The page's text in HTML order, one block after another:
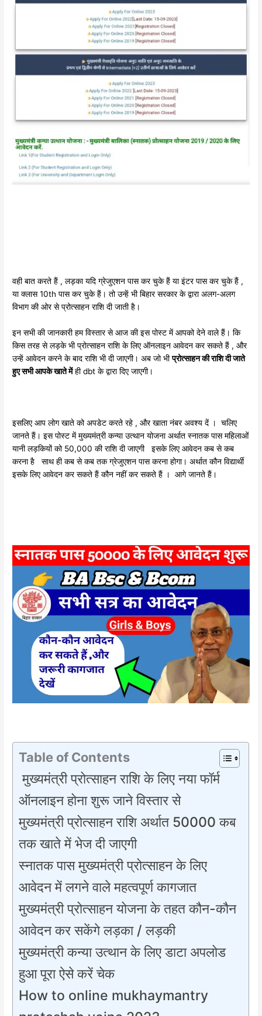
वही बात करते हैं , लड़का यदि ग्रेजुएशन पास कर चुके हैं या इंटर पास कर चुके हैं ,
या क्लास 10th पास कर चुके हैं। तो उन्हें भी बिहार सरकार के द्वारा अलग-अलग
विभाग की ओर से प्रोत्साहन राशि दी जाती है।
इन सभी की जानकारी हम विस्तार से आज की इस पोस्ट में आपको देने वाले हैं। कि
किस तरह से लड़के भी प्रोत्साहन राशि के लिए ऑनलाइन आवेदन कर सकते हैं , और
उन्हें आवेदन करने के बाद राशि भी दी जाएगी। अब जो भीप्रोत्साहन की राशि दी जाते
हुए सभी आपके खाते मेंही dbt के द्वारा दिए जाएगी।
इसलिए आप लोग खाते को अपडेट करते रहे , और खाता नंबर अवश्य दें । चलिए
जानते हैं। इस पोस्ट में मुख्यमंत्री कन्या उत्थान योजना अर्थात स्नातक पास महिलाओं
यानी लड़कियों को 50,000 की राशि दी जाएगी इसके लिए आवेदन कब से कब
करना है साथ ही कब से कब तक ग्रेजुएशन पास करना होगा। अर्थात कौन विद्यार्थी
इसके लिए आवेदन कर सकते हैं कौन नहीं कर सकते हैं । आगे जानते हैं।
Table of Contents
मुख्यमंत्री प्रोत्साहन राशि के लिए नया फॉर्म
ऑनलाइन होना शुरू जाने विस्तार से
मुख्यमंत्री प्रोत्साहन राशि अर्थात 50000 कब
तक खाते में भेज दी जाएगी
स्नातक पास मुख्यमंत्री प्रोत्साहन के लिए
आवेदन में लगने वाले महत्वपूर्ण कागजात
मुख्यमंत्री प्रोत्साहन योजना के तहत कौन-कौन
आवेदन कर सकेंगे लड़का / लड़की
मुख्यमंत्री कन्या उत्थान के लिए डाटा अपलोड
हुआ पूरा ऐसे करें चेक
How to online mukhaymantry